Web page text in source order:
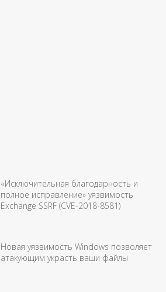
«Исключительная благодарность и
полное исправление» уязвимость
Exchange SSRF (CVE-2018-8581)
Новая уязвимость Windows позволяет
атакующим украсть ваши файлы